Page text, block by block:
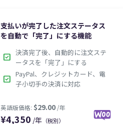
英語版価格:$49.00 /年
支払いが完了した注文ステータス
を自動で「完了」にする機能
check_box 決済完了後、自動的に注文ステ
ータスを「完了」にする
check_box PayPal、クレジットカード、電
子小切手の決済に対応
¥4,350 /年 （税別）